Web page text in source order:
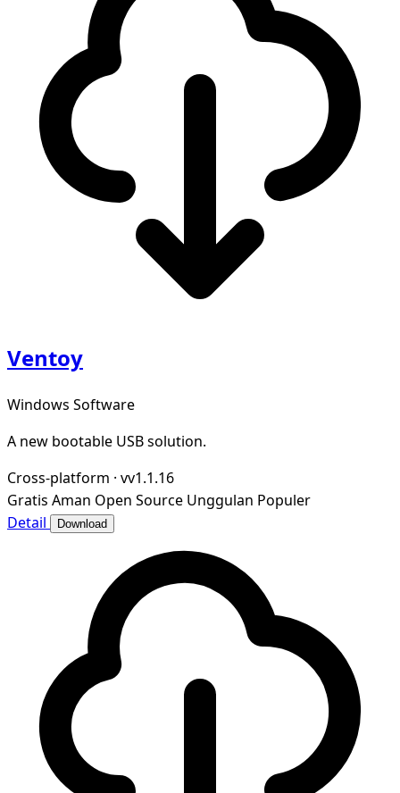
Ventoy
Windows Software
A new bootable USB solution.
Cross-platform · vv1.1.16
Gratis Aman Open Source Unggulan Populer
Detail
Download